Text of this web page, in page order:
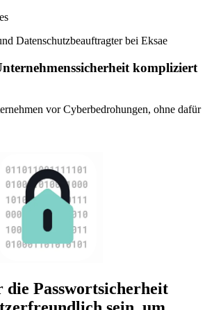
Datenschutzbeauftragter bei Eksae
kompliziert
vor Cyberbedrohungen, ohne dafür
die Passwortsicherheit